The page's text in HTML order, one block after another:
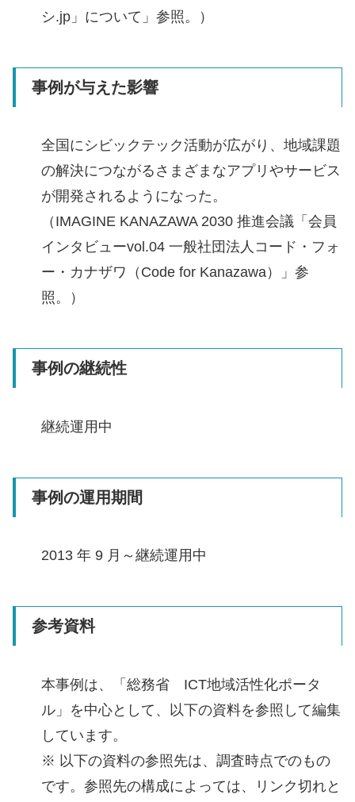
シ.jp」について」参照。）
事例が与えた影響
全国にシビックテック活動が広がり、地域課題
の解決につながるさまざまなアプリやサービス
が開発されるようになった。
（IMAGINE KANAZAWA 2030 推進会議「会員
インタビューvol.04 一般社団法人コード・フォ
ー・カナザワ（Code for Kanazawa）」参
照。）
事例の継続性
継続運用中
事例の運用期間
2013 年 9 月～継続運用中
参考資料
本事例は、「総務省 ICT地域活性化ポータ
ル」を中心として、以下の資料を参照して編集
しています。
※ 以下の資料の参照先は、調査時点でのもの
です。参照先の構成によっては、リンク切れと